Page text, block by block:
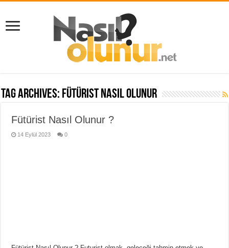
Tag Archives: fütürist nasıl olunur
Fütürist Nasıl Olunur ?
14 Eylül 2023 0